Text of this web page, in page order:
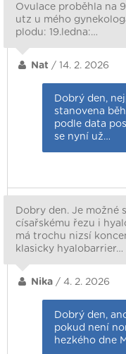
Ovulace proběhla na
utz u mého
plodu: 19.ledna:…
Nat / 14. 2. 2026
Dobrý den,
stanovena
podle data
se nyní už…
Dobry den. Je možné
císařskému řezu i
má trochu nizsí
klasicky hyalobarrier…
Nika / 4. 2. 2026
Dobrý den,
pokud není
hezkého dne